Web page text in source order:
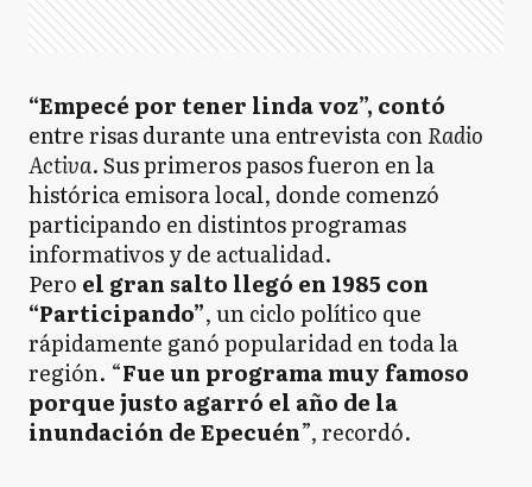
“Empecé por tener linda voz”, contó
entre risas durante una entrevista conRadio
Activa. Sus primeros pasos fueron en la
histórica emisora local, donde comenzó
participando en distintos programas
informativos y de actualidad.
Pero el gran salto llegó en 1985 con
“Participando”, un ciclo político que
rápidamente ganó popularidad en toda la
región. “Fue un programa muy famoso
porque justo agarró el año de la
inundación de Epecuén”, recordó.